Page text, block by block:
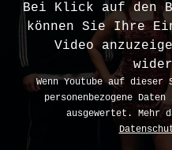
Bei Klick auf den
können Sie Ihre
Video
Wenn Youtube auf
personenbezogene
ausgewertet. Mehr